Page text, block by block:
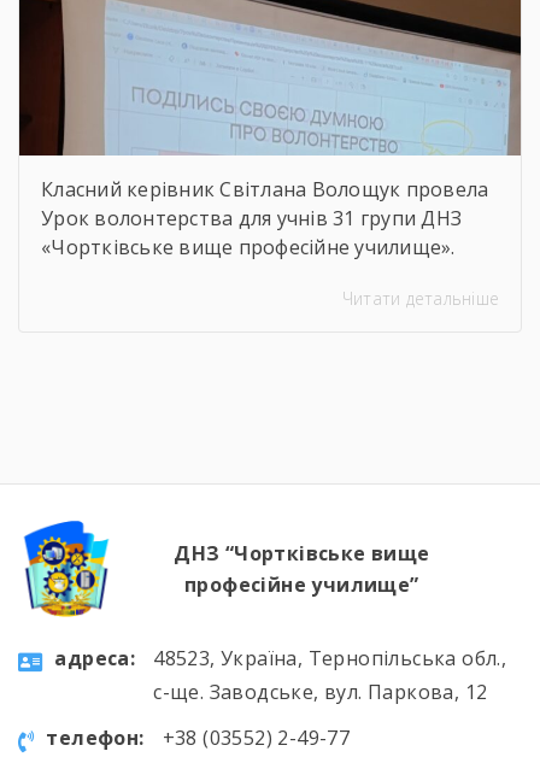
Класний керівник Світлана Волощук провела
Урок волонтерства для учнів 31 групи ДНЗ
«Чортківське вище професійне училище».
урок відбувся онлайн, у живому спілкуванні, з
Читати детальніше
ДНЗ “Чортківське вище
професійне училище”
aдресa:
48523, Україна, Тернопільська обл.,
с-ще. Заводське, вул. Паркова, 12
телефон:
+38 (03552) 2-49-77